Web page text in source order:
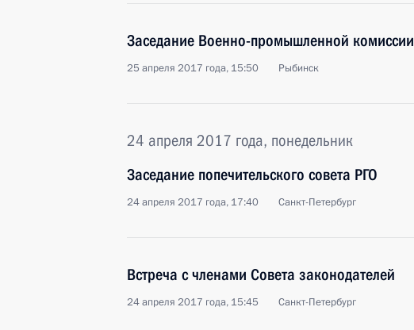
Заседание Военно-промышленной комиссии
25 апреля 2017 года, 15:50 Рыбинск
24 апреля 2017 года, понедельник
Заседание попечительского совета РГО
24 апреля 2017 года, 17:40 Санкт-Петербург
Встреча с членами Совета законодателей
24 апреля 2017 года, 15:45 Санкт-Петербург